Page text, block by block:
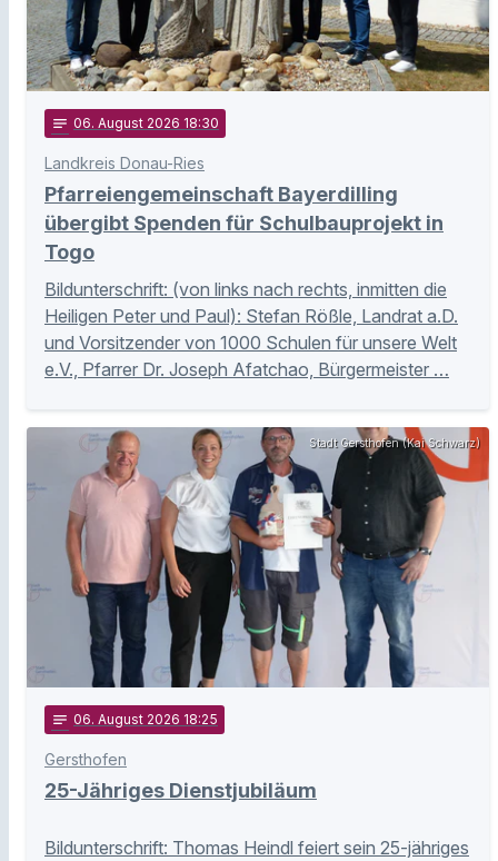
notes 06. August 2026 18:30
Landkreis Donau-Ries
Pfarreiengemeinschaft Bayerdilling
übergibt Spenden für Schulbauprojekt in
Togo
Bildunterschrift: (von links nach rechts, inmitten die
Heiligen Peter und Paul): Stefan Rößle, Landrat a.D.
und Vorsitzender von 1000 Schulen für unsere Welt
e.V., Pfarrer Dr. Joseph Afatchao, Bürgermeister …
Stadt Gersthofen (Kai Schwarz)
notes 06. August 2026 18:25
Gersthofen
25-Jähriges Dienstjubiläum
Bildunterschrift: Thomas Heindl feiert sein 25-jähriges